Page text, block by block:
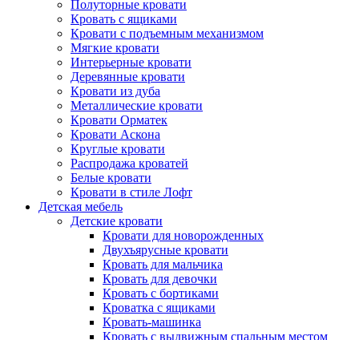
Полуторные кровати
Кровать с ящиками
Кровати с подъемным механизмом
Мягкие кровати
Интерьерные кровати
Деревянные кровати
Кровати из дуба
Металлические кровати
Кровати Орматек
Кровати Аскона
Круглые кровати
Распродажа кроватей
Белые кровати
Кровати в стиле Лофт
Детская мебель
Детские кровати
Кровати для новорожденных
Двухъярусные кровати
Кровать для мальчика
Кровать для девочки
Кровать с бортиками
Кроватка с ящиками
Кровать-машинка
Кровать с выдвижным спальным местом